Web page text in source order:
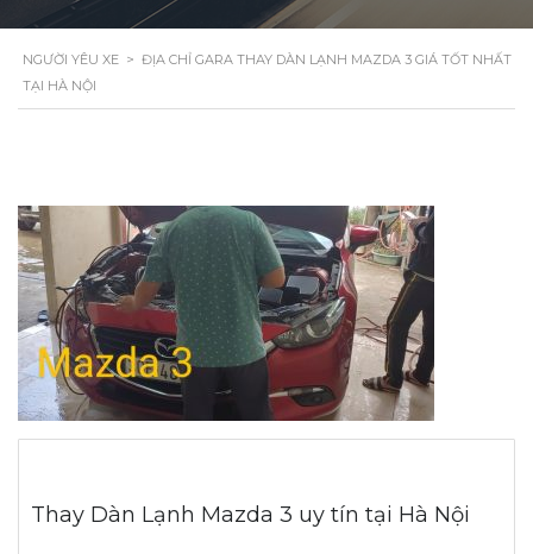
NGƯỜI YÊU XE > ĐỊA CHỈ GARA THAY DÀN LẠNH MAZDA 3 GIÁ TỐT NHẤT
TẠI HÀ NỘI
Thay Dàn Lạnh Mazda 3 uy tín tại Hà Nội